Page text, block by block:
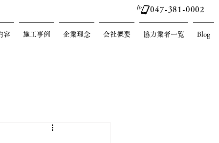
047-381-0002
容 施工事例 企業理念 会社概要 協力業者一覧 Blog